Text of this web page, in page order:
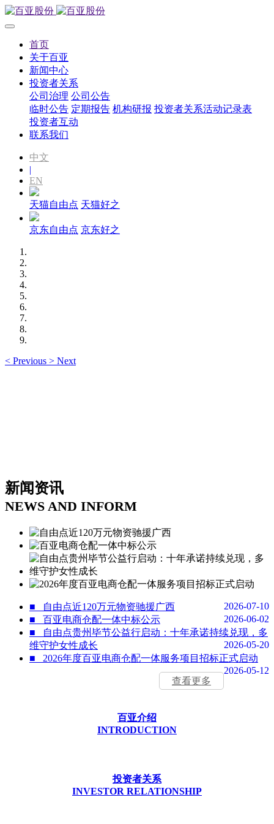
首页
关于百亚
新闻中心
投资者关系
公司治理 公司公告
临时公告 定期报告 机构研报 投资者关系活动记录表
投资者互动
联系我们
中文
|
EN
天猫自由点 天猫好之
京东自由点 京东好之
< Previous > Next
新闻资讯
NEWS AND INFORM
■ 自由点近120万元物资驰援广西
2026-07-10
■
百亚电商仓配一体中标公示
2026-06-02
■
自由点贵州毕节公益行启动：十年承诺持续兑现，多
维守护女性成长
2026-05-20
■
2026年度百亚电商仓配一体服务项目招标正式启动
2026-05-12
查看更多
百亚介绍
INTRODUCTION
投资者关系
INVESTOR RELATIONSHIP